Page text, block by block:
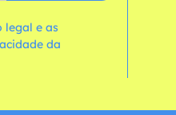
legal e as